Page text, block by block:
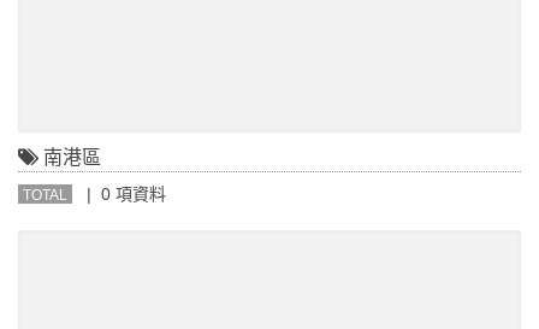
南港區
TOTAL | 0 項資料